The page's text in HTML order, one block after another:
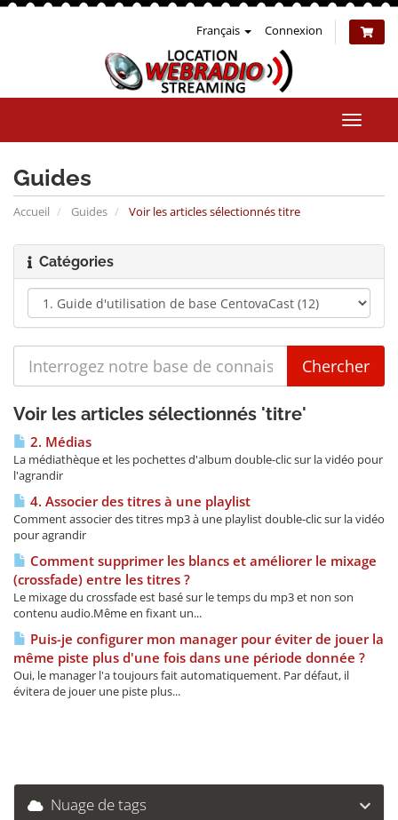
Français Connexion
la
Guides
Accueil Guides Voir les articles sélectionnés titre
Catégories
Voir les articles sélectionnés 'titre'
2. Médias
La médiathèque et les pochettes d'album double-clic sur la vidéo pour
l'agrandir
4. Associer des titres à une playlist
Comment associer des titres mp3 à une playlist double-clic sur la vidéo
pour agrandir
Comment supprimer les blancs et améliorer le mixage
(crossfade) entre les titres ?
Le mixage du crossfade est basé sur le temps du mp3 et non son
contenu audio.Même en fixant un...
Puis-je configurer mon manager pour éviter de jouer la
même piste plus d'une fois dans une période donnée ?
Oui, le manager l'a toujours fait automatiquement. Par défaut, il
évitera de jouer une piste plus...
Nuage de tags